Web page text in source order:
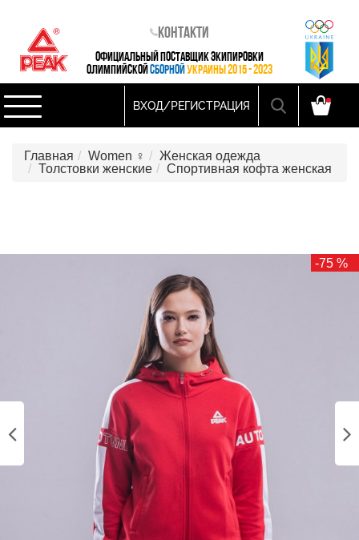
Контакти
ОФИЦИАЛЬНЫЙ ПОСТАВЩИК ЭКИПИРОВКИ
ОЛИМПИЙСКОЙ СБОРНОЙ УКРАИНЫ 2015 - 2023
ВХОД/РЕГИСТРАЦИЯ
Главная Women ♀
Женская одежда
Толстовки женские
Спортивная кофта женская
-75 %